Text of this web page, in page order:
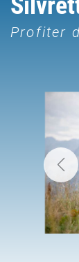
Profiter